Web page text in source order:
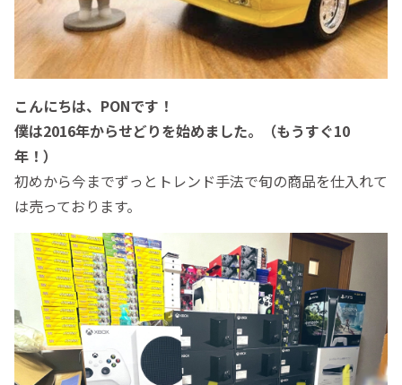
こんにちは、PONです！
僕は2016年からせどりを始めました。（もうすぐ10
年！）
初めから今までずっとトレンド手法で旬の商品を仕入れて
は売っております。